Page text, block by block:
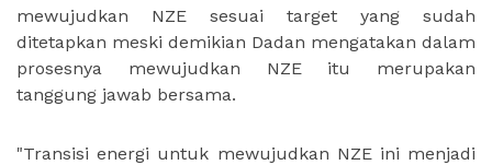
mewujudkan NZE sesuai target yang sudah
ditetapkan meski demikian Dadan mengatakan dalam
prosesnya mewujudkan NZE itu merupakan
tanggung jawab bersama.
"Transisi energi untuk mewujudkan NZE ini menjadi